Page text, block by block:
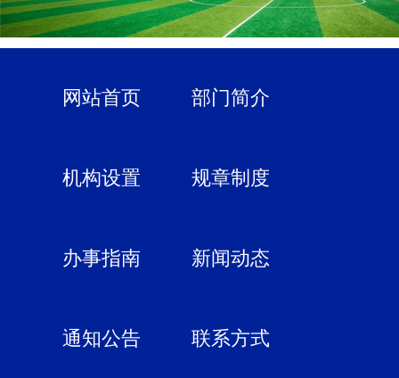
网站首页 部门简介
机构设置 规章制度
办事指南 新闻动态
通知公告 联系方式